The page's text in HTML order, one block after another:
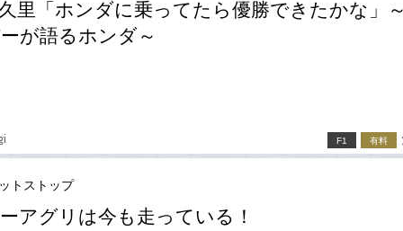
里「ホンダに乗ってたら優勝できたかな」
が語るホンダ～
F1 有料
トストップ
アグリは今も走っている！